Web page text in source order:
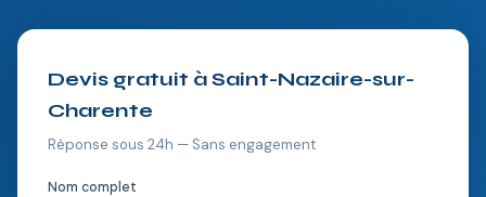
Devis gratuit à Saint-Nazaire-sur-
Charente
Réponse sous 24h — Sans engagement
Nom complet